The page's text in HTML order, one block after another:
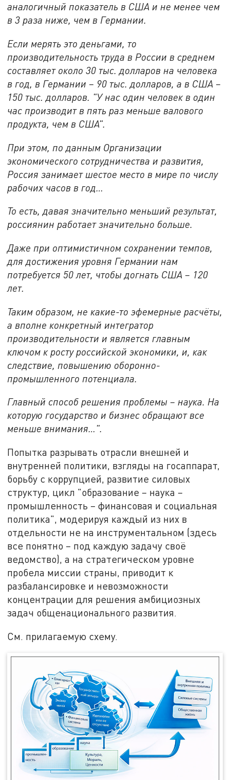
аналогичный показатель в США и не менее чем
в 3 раза ниже, чем в Германии.
Если мерять это деньгами, то
производительность труда в России в среднем
составляет около 30 тыс. долларов на человека
в год, в Германии – 90 тыс. долларов, а в США –
150 тыс. долларов. "У нас один человек в один
час производит в пять раз меньше валового
продукта, чем в США".
При этом, по данным Организации
экономического сотрудничества и развития,
Россия занимает шестое место в мире по числу
рабочих часов в год…
То есть, давая значительно меньший результат,
россиянин работает значительно больше.
Даже при оптимистичном сохранении темпов,
для достижения уровня Германии нам
потребуется 50 лет, чтобы догнать США – 120
лет.
Таким образом, не какие-то эфемерные расчёты,
а вполне конкретный интегратор
производительности и является главным
ключом к росту российской экономики, и, как
следствие, повышению оборонно-
промышленного потенциала.
Главный способ решения проблемы – наука. На
которую государство и бизнес обращают все
меньше внимания…".
Попытка разрывать отрасли внешней и
внутренней политики, взгляды на госаппарат,
борьбу с коррупцией, развитие силовых
структур, цикл "образование – наука –
промышленность – финансовая и социальная
политика", модерируя каждый из них в
отдельности не на инструментальном (здесь
все понятно – под каждую задачу своё
ведомство), а на стратегическом уровне
пробела миссии страны, приводит к
разбалансировке и невозможности
концентрации для решения амбициозных
задач общенационального развития.
См. прилагаемую схему.